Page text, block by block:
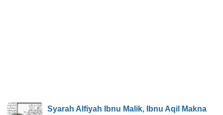
Syarah Alfiyah Ibnu Malik, Ibnu Aqil Makna